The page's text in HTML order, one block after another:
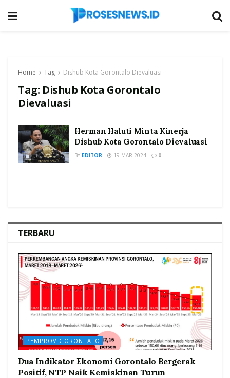
Home Tag Dishub Kota Gorontalo Dievaluasi
Tag: Dishub Kota Gorontalo
Dievaluasi
Herman Haluti Minta Kinerja
Dishub Kota Gorontalo Dievaluasi
BY EDITOR 19 MAR 2024 0
TERBARU
PEMPROV GORONTALO
Dua Indikator Ekonomi Gorontalo Bergerak
Positif, NTP Naik Kemiskinan Turun